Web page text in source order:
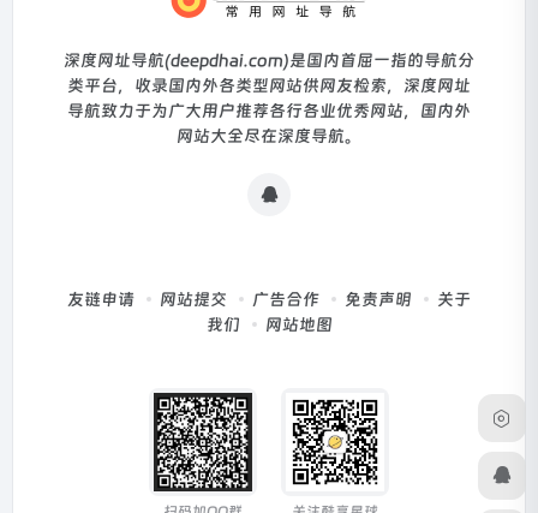
深度网址导航(deepdhai.com)是国内首屈一指的导航分
类平台，收录国内外各类型网站供网友检索，深度网址
导航致力于为广大用户推荐各行各业优秀网站，国内外
网站大全尽在深度导航。
友链申请 网站提交 广告合作 免责声明
关于
我们
网站地图